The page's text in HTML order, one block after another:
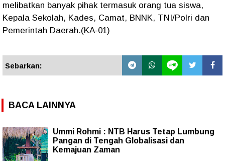
melibatkan banyak pihak termasuk orang tua siswa,
Kepala Sekolah, Kades, Camat, BNNK, TNI/Polri dan
Pemerintah Daerah.(KA-01)
Sebarkan:
BACA LAINNYA
Ummi Rohmi : NTB Harus Tetap Lumbung
Pangan di Tengah Globalisasi dan
Kemajuan Zaman